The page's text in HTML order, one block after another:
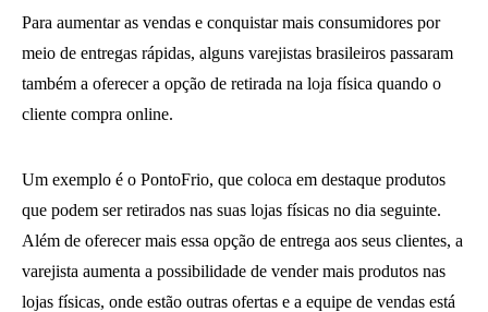
Para aumentar as vendas e conquistar mais consumidores por
meio de entregas rápidas, alguns varejistas brasileiros passaram
também a oferecer a opção de retirada na loja física quando o
cliente compra online.
Um exemplo é o PontoFrio, que coloca em destaque produtos
que podem ser retirados nas suas lojas físicas no dia seguinte.
Além de oferecer mais essa opção de entrega aos seus clientes, a
varejista aumenta a possibilidade de vender mais produtos nas
lojas físicas, onde estão outras ofertas e a equipe de vendas está